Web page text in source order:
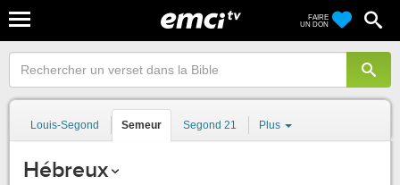
FAIRE
UN DON
Louis-Segond Semeur Segond 21 Plus
Hébreux